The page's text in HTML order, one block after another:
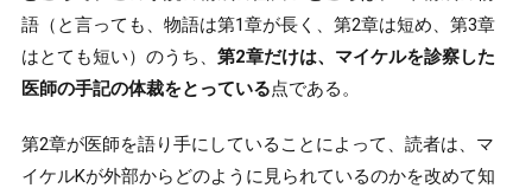
語（と言っても、物語は第1章が長く、第2章は短め、第3章
はとても短い）のうち、 第2章だけは、マイケルを診察した
医師の手記の体裁をとっている点である。
第2章が医師を語り手にしていることによって、読者は、マ
イケルKが外部からどのように見られているのかを改めて知